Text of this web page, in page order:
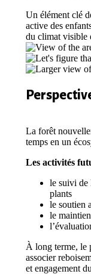
Un élément clé
active des
du climat visible
La forêt
temps en un
Les activités
le suivi de
plants
le soutien
le
À long terme, le
associer
et engagement